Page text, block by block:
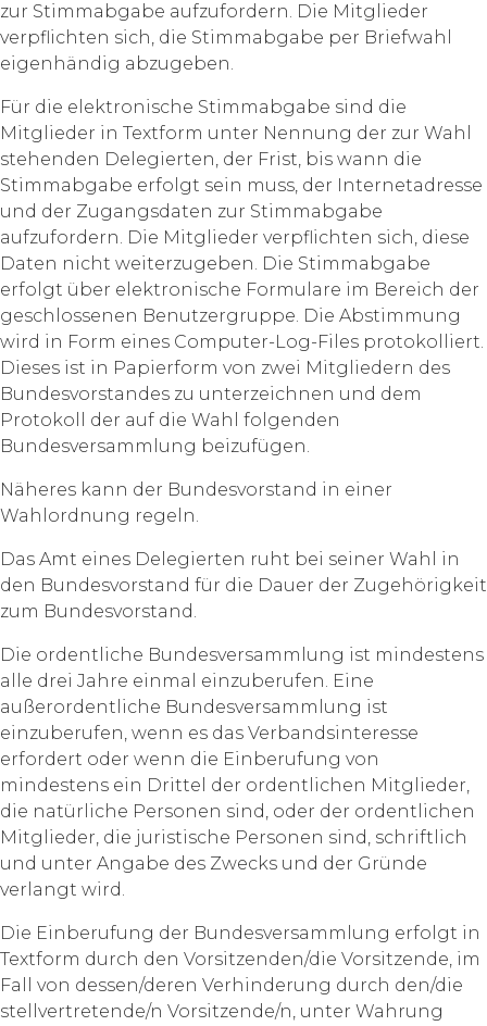
zur Stimmabgabe aufzufordern. Die Mitglieder
verpflichten sich, die Stimmabgabe per Briefwahl
eigenhändig abzugeben.
Für die elektronische Stimmabgabe sind die
Mitglieder in Textform unter Nennung der zur Wahl
stehenden Delegierten, der Frist, bis wann die
Stimmabgabe erfolgt sein muss, der Internetadresse
und der Zugangsdaten zur Stimmabgabe
aufzufordern. Die Mitglieder verpflichten sich, diese
Daten nicht weiterzugeben. Die Stimmabgabe
erfolgt über elektronische Formulare im Bereich der
geschlossenen Benutzergruppe. Die Abstimmung
wird in Form eines Computer-Log-Files protokolliert.
Dieses ist in Papierform von zwei Mitgliedern des
Bundesvorstandes zu unterzeichnen und dem
Protokoll der auf die Wahl folgenden
Bundesversammlung beizufügen.
Näheres kann der Bundesvorstand in einer
Wahlordnung regeln.
Das Amt eines Delegierten ruht bei seiner Wahl in
den Bundesvorstand für die Dauer der Zugehörigkeit
zum Bundesvorstand.
Die ordentliche Bundesversammlung ist mindestens
alle drei Jahre einmal einzuberufen. Eine
außerordentliche Bundesversammlung ist
einzuberufen, wenn es das Verbandsinteresse
erfordert oder wenn die Einberufung von
mindestens ein Drittel der ordentlichen Mitglieder,
die natürliche Personen sind, oder der ordentlichen
Mitglieder, die juristische Personen sind, schriftlich
und unter Angabe des Zwecks und der Gründe
verlangt wird.
Die Einberufung der Bundesversammlung erfolgt in
Textform durch den Vorsitzenden/die Vorsitzende, im
Fall von dessen/deren Verhinderung durch den/die
stellvertretende/n Vorsitzende/n, unter Wahrung